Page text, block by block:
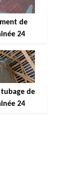
de
24
tubage de
24